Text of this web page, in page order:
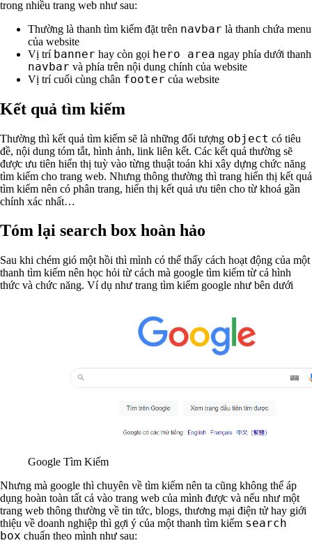
trong nhiều trang web như sau:
Thường là thanh tìm kiếm đặt trên navbar là thanh chứa menu
của website
Vị trí banner hay còn gọi hero area ngay phía dưới thanh
navbar và phía trên nội dung chính của website
Vị trí cuối cùng chân footer của website
Kết quả tìm kiếm
Thường thì kết quả tìm kiếm sẽ là những đối tượng object có tiêu
đề, nội dung tóm tắt, hình ảnh, link liên kết. Các kết quả thường sẽ
được ưu tiên hiển thị tuỳ vào từng thuật toán khi xây dựng chức năng
tìm kiếm cho trang web. Nhưng thông thường thì trang hiển thị kết quả
tìm kiếm nên có phân trang, hiển thị kết quả ưu tiên cho từ khoá gần
chính xác nhất…
Tóm lại search box hoàn hảo
Sau khi chém gió một hồi thì mình có thể thấy cách hoạt động của một
thanh tìm kiếm nên học hỏi từ cách mà google tìm kiếm từ cả hình
thức và chức năng. Ví dụ như trang tìm kiếm google như bên dưới
Google Tìm Kiếm
Nhưng mà google thì chuyên về tìm kiếm nên ta cũng không thể áp
dụng hoàn toàn tất cả vào trang web của mình được và nếu như một
trang web thông thường về tin tức, blogs, thương mại điện tử hay giới
thiệu về doanh nghiệp thì gợi ý của một thanh tìm kiếm search
box chuẩn theo mình như sau: